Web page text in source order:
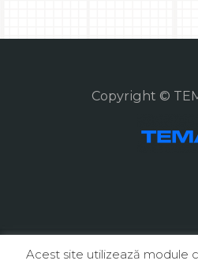
Copyright ©
Acest site utilizează module